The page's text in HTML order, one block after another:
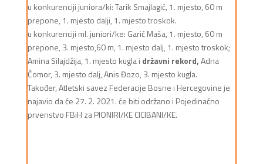
u konkurenciji juniora/ki: Tarik Smajlagić, 1. mjesto, 60 m
prepone, 1. mjesto dalji, 1. mjesto troskok.
u konkurenciji ml. juniori/ke: Garić Maša, 1. mjesto, 60 m
prepone, 3. mjesto,60 m, 1. mjesto dalj, 1. mjesto troskok;
Amina Silajdžija, 1. mjesto kugla i državni rekord,Adna
Čomor, 3. mjesto dalj, Anis Đozo, 3. mjesto kugla.
Također, Atletski savez Federacije Bosne i Hercegovine je
najavio da će 27. 2. 2021. će biti održano i Pojedinačno
prvenstvo FBiH za PIONIRI/KE CICIBANI/KE.